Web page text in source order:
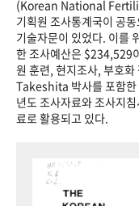
(Korean National
기획원 조사통계국이 공
기술자문이 있었다. 이를
한 조사예산은 $234,529
원 훈련, 현지조사, 부호화
Takeshita 박사를 포함한
년도 조사자료와 조사지
료로 활용되고 있다.